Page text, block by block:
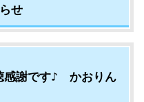
せ
感謝です♪ かおりん